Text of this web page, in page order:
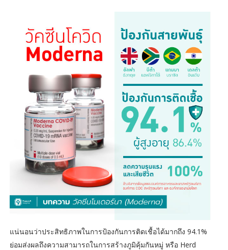
แน่นอนว่าประสิทธิภาพในการป้องกันการติดเชื้อได้มากถึง 94.1%
ย่อมส่งผลถึงความสามารถในการสร้างภูมิคุ้มกันหมู่ หรือ Herd